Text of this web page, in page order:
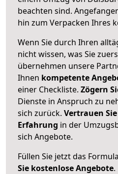
beachten sind.
hin zum Verpacken Ihres
Wenn Sie durch Ihren
nicht wissen, was Sie
übernehmen unsere
Ihnen kompetente
einer Checkliste. Zögern
Dienste in Anspruch zu
sich zurück. Vertrauen
Erfahrung in der
sich Angebote.
Füllen Sie jetzt das
Sie kostenlose Angebote.